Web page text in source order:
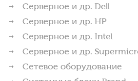
Серверное и др. Dell
Серверное и др. HP
Серверное и др. Intel
Серверное и др.
Сетевое оборудование